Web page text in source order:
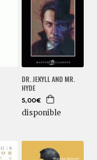
DR. JEKYLL AND MR.
HYDE
5,00€
disponible